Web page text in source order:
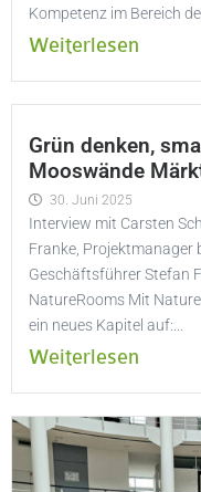
Kompetenz im Bereich
Weiterlesen
Grün denken,
Mooswände
30. Juni 2025
Interview mit Carsten
Franke, Projektmanager
Geschäftsführer Stefan
NatureRooms Mit
ein neues Kapitel auf:...
Weiterlesen